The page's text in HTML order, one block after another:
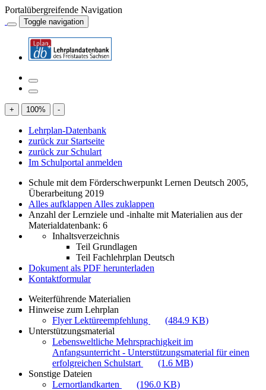
Portalübergreifende Navigation
Toggle navigation
+ 100% -
Lehrplan-Datenbank
zurück zur Startseite
zurück zur Schulart
Im Schulportal anmelden
Schule mit dem Förderschwerpunkt Lernen Deutsch 2005,
Überarbeitung 2019
Alles aufklappen Alles zuklappen
Anzahl der Lernziele und -inhalte mit Materialien aus der
Materialdatenbank: 6
Inhaltsverzeichnis
Teil Grundlagen
Teil Fachlehrplan Deutsch
Dokument als PDF herunterladen
Kontaktformular
Weiterführende Materialien
Hinweise zum Lehrplan
Flyer Lektüreempfehlung
(484.9 KB)
Unterstützungsmaterial
Lebensweltliche Mehrsprachigkeit im
Anfangsunterricht - Unterstützungsmaterial für einen
erfolgreichen Schulstart
(1.6 MB)
Sonstige Dateien
Lernortlandkarten
(196.0 KB)